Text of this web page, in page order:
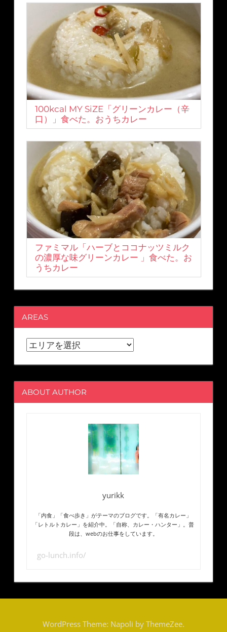
100kcal MY SiZE「グリーンカレー（辛
口）」食べた。おうちカレー
ファミマル「ハーブとココナッツミルク
の濃厚な味グリーンカレー 」食べた。お
うちカレー
AREAS
ABOUT AUTHOR
yurikk
「内食」「食べ歩き」がテーマのブログです。「有名カレー」
「レトルトカレー」を紹介中。「自称、カレー・ハンター」。普
段は、webのお仕事をしています。
go-lunch.info/
WordPress Theme: Napoli by ThemeZee.